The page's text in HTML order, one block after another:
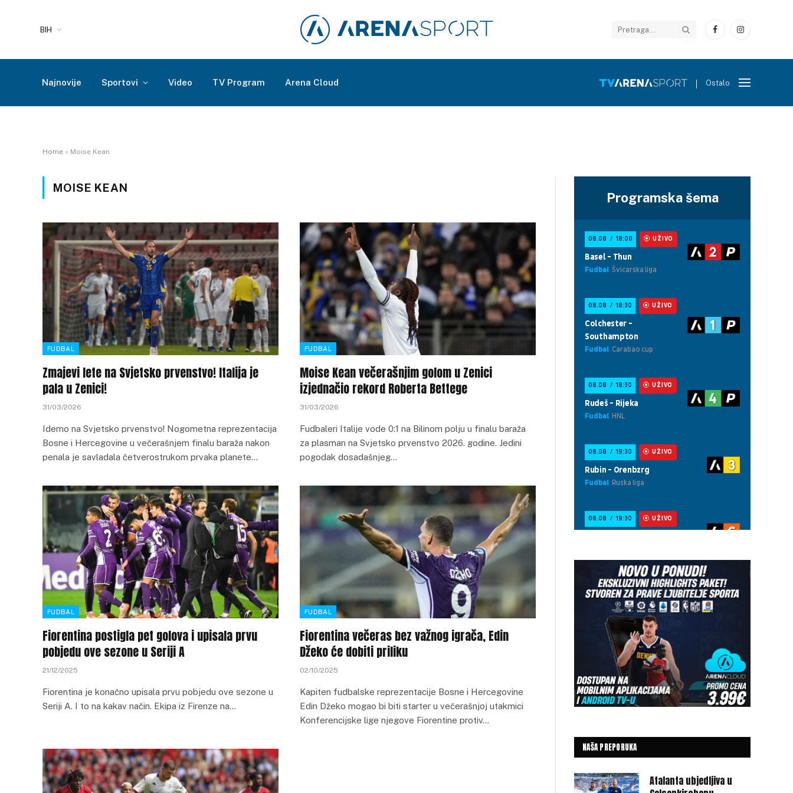
BIH
FacebookInstagram
Najnovije Sportovi Video TV Program Arena Cloud Ostalo
Home » Moise Kean
MOISE KEAN
FUDBAL
Zmajevi lete na Svjetsko prvenstvo! Italija je
pala u Zenici!
31/03/2026
Idemo na Svjetsko prvenstvo! Nogometna reprezentacija
Bosne i Hercegovine u večerašnjem finalu baraža nakon
penala je savladala četverostrukom prvaka planete…
FUDBAL
Moise Kean večerašnjim golom u Zenici
izjednačio rekord Roberta Bettege
31/03/2026
Fudbaleri Italije vode 0:1 na Bilinom polju u finalu baraža
za plasman na Svjetsko prvenstvo 2026. godine. Jedini
pogodak dosadašnjeg…
FUDBAL
Fiorentina postigla pet golova i upisala prvu
pobjedu ove sezone u Seriji A
21/12/2025
Fiorentina je konačno upisala prvu pobjedu ove sezone u
Seriji A. I to na kakav način. Ekipa iz Firenze na…
FUDBAL
Fiorentina večeras bez važnog igrača, Edin
Džeko će dobiti priliku
02/10/2025
Kapiten fudbalske reprezentacije Bosne i Hercegovine
Edin Džeko mogao bi biti starter u večerašnjoj utakmici
Konferencijske lige njegove Fiorentine protiv…
Programska šema
NAŠA PREPORUKA
Atalanta ubjedljiva u